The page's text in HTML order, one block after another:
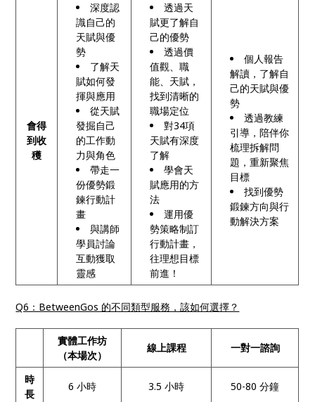
會得
到收
穫
深度認
識自己的
天賦與優
勢
了解天
賦如何發
揮與應用
從天賦
發掘自己
的工作動
力與角色
帶走一
份優勢鍛
鍊行動計
畫
與講師
學員討論
互動獲取
靈感
透過天
賦更了解自
己的優勢
透過價
值觀、職
能、天賦，
找到清晰的
職場定位
對34項
天賦有深度
了解
學會天
賦應用的方
法
運用優
勢策略制訂
行動計畫，
往理想目標
前進！
個人報告
解讀，了解自
己的天賦與優
勢
透過教練
引導，陪伴你
梳理拆解問
題，重新聚焦
目標
找到優勢
鍛鍊方向與行
動解決方案
Q6：BetweenGos 的不同類型服務，該如何選擇？
實體工作坊
（本場次）
線上課程 一對一諮詢
時
長
6 小時 3.5 小時 50-80 分鐘